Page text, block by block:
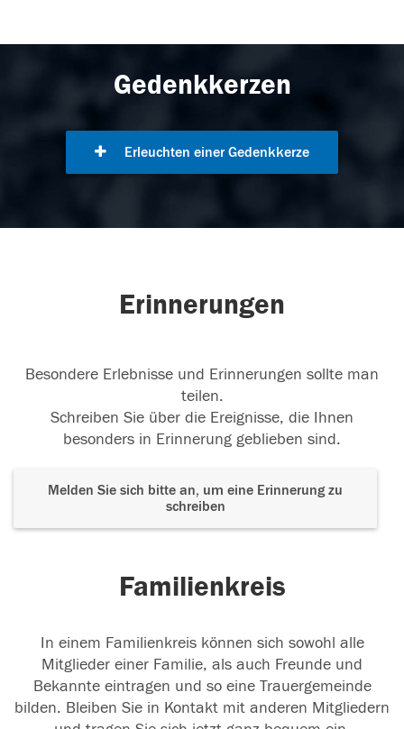
Gedenkkerzen
Erleuchten einer Gedenkkerze
Erinnerungen
Besondere Erlebnisse und Erinnerungen sollte man
teilen.
Schreiben Sie über die Ereignisse, die Ihnen
besonders in Erinnerung geblieben sind.
Melden Sie sich bitte an, um eine Erinnerung zu
schreiben
Familienkreis
In einem Familienkreis können sich sowohl alle
Mitglieder einer Familie, als auch Freunde und
Bekannte eintragen und so eine Trauergemeinde
bilden. Bleiben Sie in Kontakt mit anderen Mitgliedern